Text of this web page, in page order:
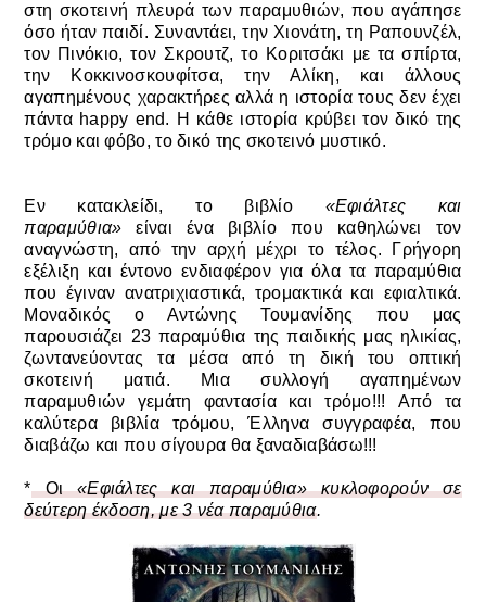
στη σκοτεινή πλευρά των παραμυθιών, που αγάπησε
όσο ήταν παιδί. Συναντάει, την Χιονάτη, τη Ραπουνζέλ,
τον Πινόκιο, τον Σκρουτζ, το Κοριτσάκι με τα σπίρτα,
την Κοκκινοσκουφίτσα, την Αλίκη, και άλλους
αγαπημένους χαρακτήρες αλλά η ιστορία τους δεν έχει
πάντα happy end. Η κάθε ιστορία κρύβει τον δικό της
τρόμο και φόβο, το δικό της σκοτεινό μυστικό.
Εν κατακλείδι, το βιβλίο «Εφιάλτες και
παραμύθια» είναι ένα βιβλίο που καθηλώνει τον
αναγνώστη, από την αρχή μέχρι το τέλος. Γρήγορη
εξέλιξη και έντονο ενδιαφέρον για όλα τα παραμύθια
που έγιναν ανατριχιαστικά, τρομακτικά και εφιαλτικά.
Μοναδικός ο Αντώνης Τουμανίδης που μας
παρουσιάζει 23 παραμύθια της παιδικής μας ηλικίας,
ζωντανεύοντας τα μέσα από τη δική του οπτική
σκοτεινή ματιά.
Μια συλλογή αγαπημένων
παραμυθιών γεμάτη φαντασία και τρόμο!!! Από τα
καλύτερα βιβλία τρόμου, Έλληνα συγγραφέα, που
διαβάζω και που σίγουρα θα ξαναδιαβάσω!!!
*Οι«Εφιάλτες και παραμύθια» κυκλοφορούν σε
δεύτερη έκδοση, με 3 νέα παραμύθια.